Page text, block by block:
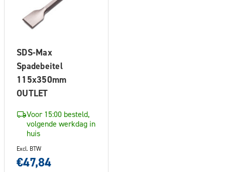
SDS-Max
Spadebeitel
115x350mm
OUTLET
Voor 15:00 besteld,
volgende werkdag in
huis
Excl. BTW
€47,84